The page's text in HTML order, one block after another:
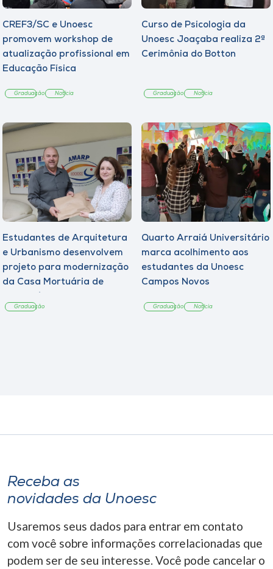
CREF3/SC e Unoesc
promovem workshop de
atualização profissional em
Educação Física
Graduação Notícia
Curso de Psicologia da
Unoesc Joaçaba realiza 2ª
Cerimônia do Botton
Graduação Notícia
Estudantes de Arquitetura
e Urbanismo desenvolvem
projeto para modernização
da Casa Mortuária de
Graduação
Quarto Arraiá Universitário
marca acolhimento aos
estudantes da Unoesc
Campos Novos
Graduação Notícia
Receba as
novidades da Unoesc
Usaremos seus dados para entrar em contato
com você sobre informações correlacionadas que
podem ser de seu interesse. Você pode cancelar o